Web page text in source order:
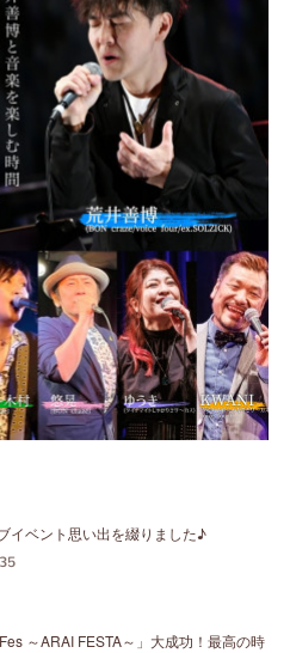
イベント思い出を綴りました♪
～ARAI FESTA～」大成功！最高の時